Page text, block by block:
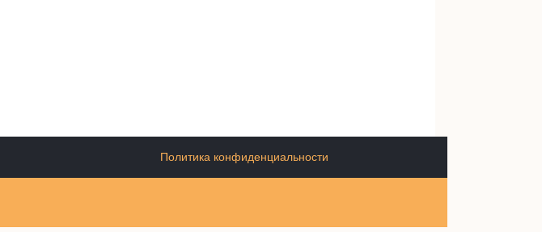
Политика конфиденциальности